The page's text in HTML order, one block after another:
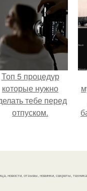
Топ 5 процедур
которые нужно
тебе перед
отпуском.
новости, отзывы, новинки, секреты, техника